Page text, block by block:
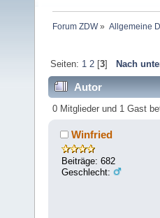
Forum ZDW» Allgemeine
Seiten: 1 2[3] Nach
Autor
0 Mitglieder und 1 Gast
Winfried
Beiträge: 682
Geschlecht: